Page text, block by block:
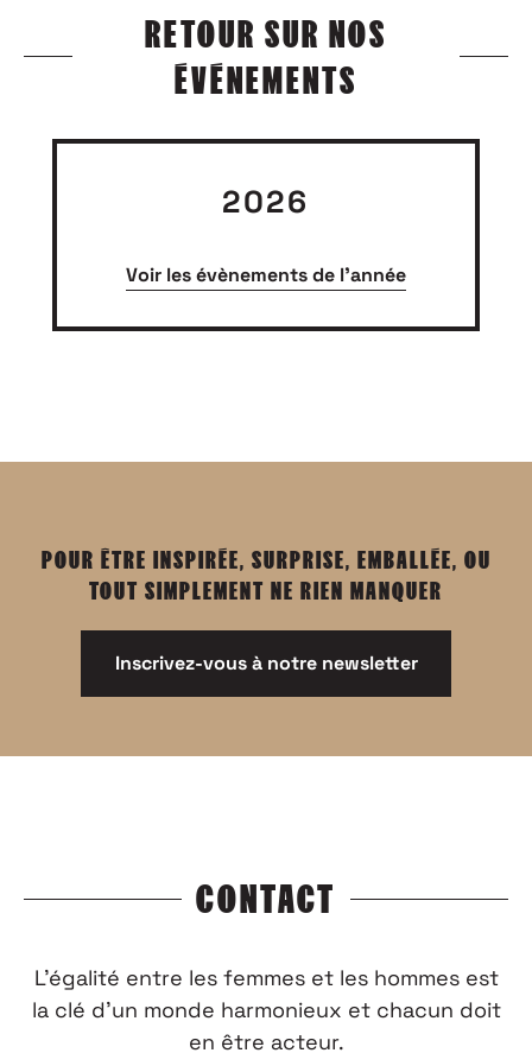
RETOUR SUR NOS
ÉVÉNEMENTS
2026
Voir les évènements de l'année
POUR ÊTRE INSPIRÉE, SURPRISE, EMBALLÉE, OU
TOUT SIMPLEMENT NE RIEN MANQUER
Inscrivez-vous à notre newsletter
CONTACT
L’égalité entre les femmes et les hommes est
la clé d’un monde harmonieux et chacun doit
en être acteur.